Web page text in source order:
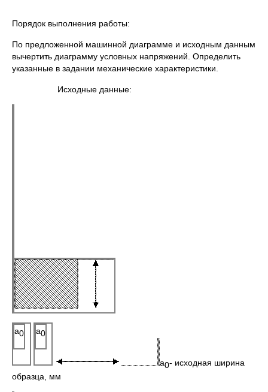
Порядок выполнения работы:
По предложенной машинной диаграмме и исходным данным
вычертить диаграмму условных напряжений. Определить
указанные в задании механические характеристики.
Исходные данные:
a0 a0
a0- исходная ширина
образца, мм